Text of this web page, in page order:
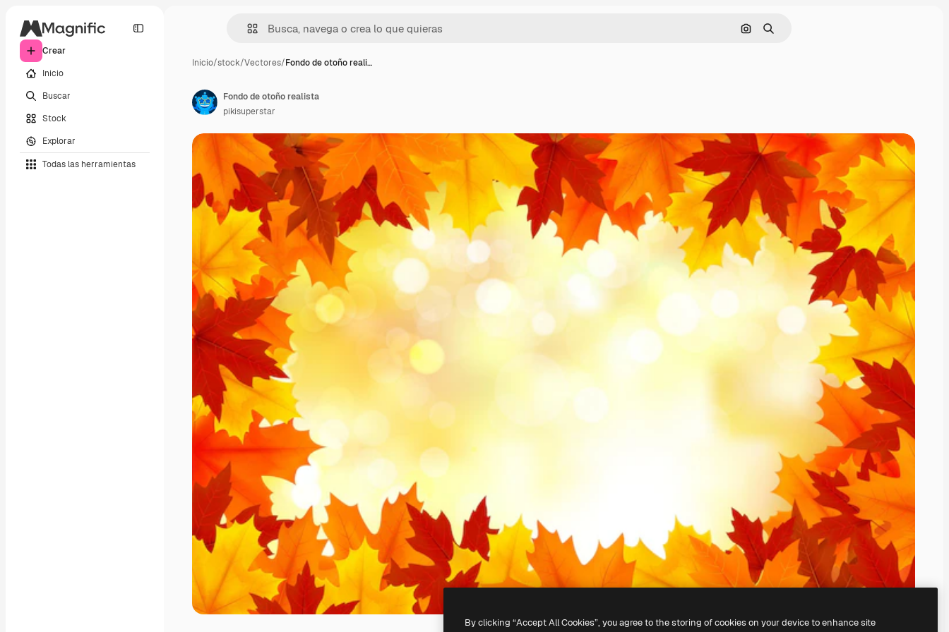
Crear
Inicio
Buscar
Stock
Explorar
Todas las herramientas
Buscar por imagen
Buscar
Inicio/stock/Vectores/Fondo de otoño reali…
Fondo de otoño realista
pikisuperstar
By clicking “Accept All Cookies”, you agree to the storing of cookies on your device to enhance site